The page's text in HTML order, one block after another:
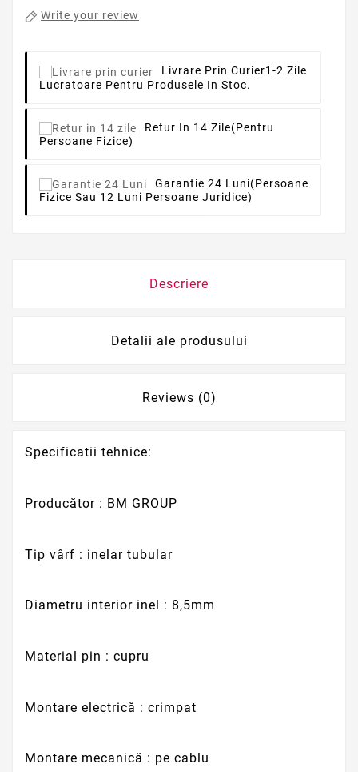
Write your review
Livrare Prin Curier1-2 Zile
Lucratoare Pentru Produsele In Stoc.
Retur In 14 Zile(pentru
Persoane Fizice)
Garantie 24 Luni(persoane
Fizice Sau 12 Luni Persoane Juridice)
Descriere
Detalii ale produsului
Reviews (0)
Specificatii tehnice:
Producător : BM GROUP
Tip vârf : inelar tubular
Diametru interior inel : 8,5mm
Material pin : cupru
Montare electrică : crimpat
Montare mecanică : pe cablu